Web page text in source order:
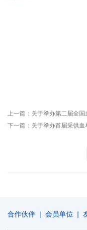
上一篇： 关于举办第二届全
下一篇： 关于举办首届采供
合作伙伴 | 会员单位 |